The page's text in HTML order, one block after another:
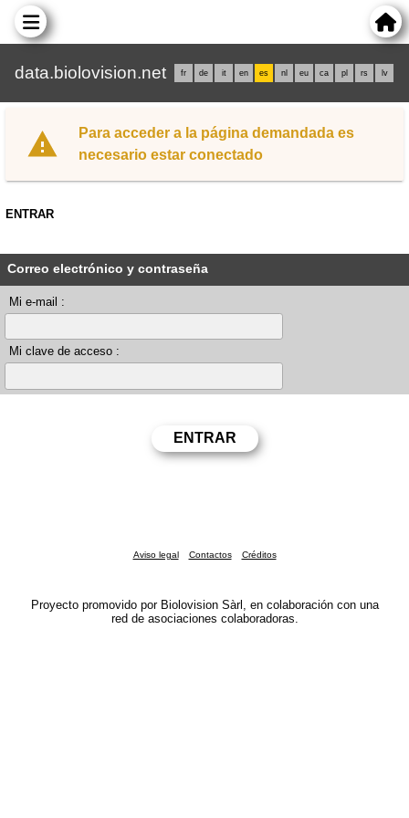
data.biolovision.net fr de it en es nl eu ca pl rs lv
Para acceder a la página demandada es
necesario estar conectado
ENTRAR
Correo electrónico y contraseña
Mi e-mail :
Mi clave de acceso :
Aviso legal Contactos Créditos
Proyecto promovido por Biolovision Sàrl, en colaboración con una
red de asociaciones colaboradoras.